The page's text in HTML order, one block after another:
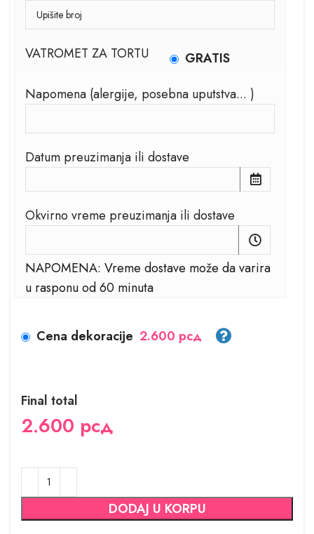
VATROMET ZA TORTU
GRATIS
Napomena (alergije, posebna uputstva... )
Datum preuzimanja ili dostave
Okvirno vreme preuzimanja ili dostave
NAPOMENA: Vreme dostave može da varira
u rasponu od 60 minuta
Cena dekoracije 2.600 рсд
Final total
2.600 рсд
DODAJ U KORPU